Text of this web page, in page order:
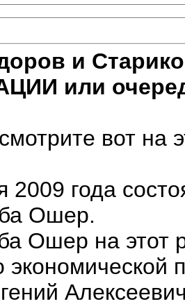
и
или
вот на
года
Ошер.
Ошер на этот